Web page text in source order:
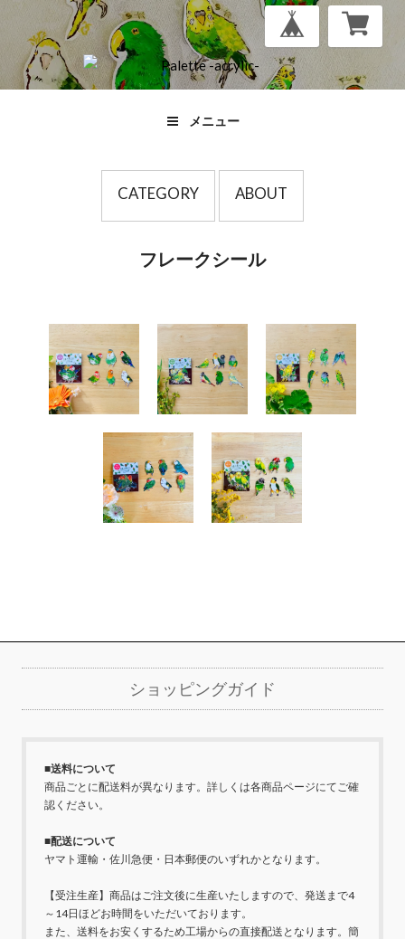
メニュー
CATEGORY ABOUT
フレークシール
詳細を見る 詳細を見る 詳細を見る
ショッピングガイド
■送料について
商品ごとに配送料が異なります。詳しくは各商品ページにてご確
認ください。
■配送について
ヤマト運輸・佐川急便・日本郵便のいずれかとなります。
【受注生産】商品はご注文後に生産いたしますので、発送まで4
～14日ほどお時間をいただいております。
また、送料をお安くするため工場からの直接配送となります。簡